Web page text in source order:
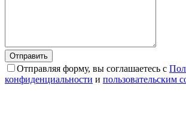
Отправляя форму, вы соглашаетесь с
конфиденциальности и пользовательским